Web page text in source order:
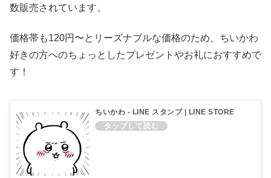
数販売されています。
価格帯も120円〜とリーズナブルな価格のため、ちいかわ
好きの方へのちょっとしたプレゼントやお礼におすすめで
す！
ちいかわ - LINE スタンプ | LINE STORE